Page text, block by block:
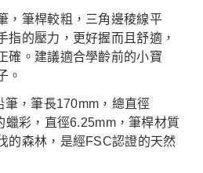
，筆桿較粗，三角邊稜線平
指的壓力，更好握而且舒適，
確。建議適合學齡前的小寶
。
，筆長170mm，總直徑
蠟彩，直徑6.25mm，筆桿材質
的森林，是經FSC認證的天然